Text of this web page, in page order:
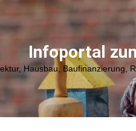
Infoportal
Hausbau, Baufinanzierung,